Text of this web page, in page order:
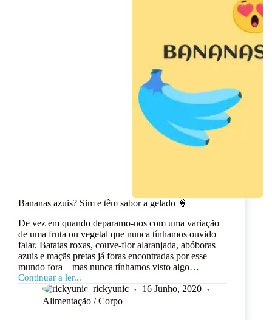
Bananas azuis? Sim e têm sabor a gelado 🍦
De vez em quando deparamo-nos com uma variação
de uma fruta ou vegetal que nunca tínhamos ouvido
falar. Batatas roxas, couve-flor alaranjada, abóboras
azuis e maçãs pretas já foras encontradas por esse
mundo fora – mas nunca tínhamos visto algo…
Continuar a ler...
rickyunic
16 Junho, 2020
Alimentação /Corpo